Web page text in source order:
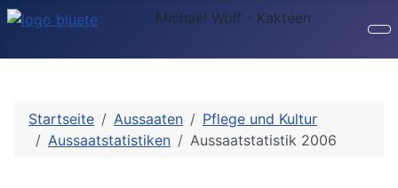
Michael Wolf - Kakteen
Startseite Aussaaten
Pflege und Kultur
Aussaatstatistiken
Aussaatstatistik 2006